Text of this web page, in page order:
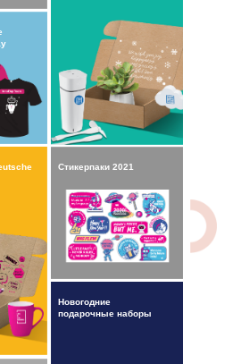
Cтикерпаки 2021
Новогодние
подарочные наборы